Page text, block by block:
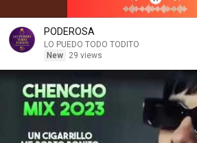
PODEROSA
LO PUEDO TODO TODITO
New
29 views